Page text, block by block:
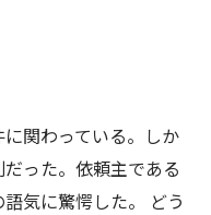
関わっている。しか
った。依頼主である
気に驚愕した。 どう